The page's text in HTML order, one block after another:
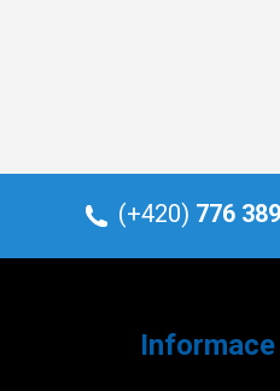
(+420) 776
Informace